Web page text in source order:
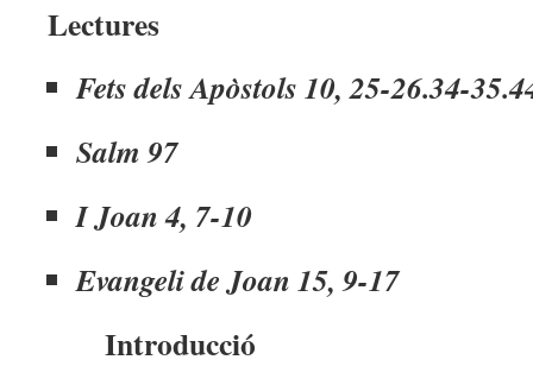
Lectures
Fets dels Apòstols 10, 25-26.34-
Salm 97
I Joan 4, 7-10
Evangeli de Joan 15, 9-17
Introducció